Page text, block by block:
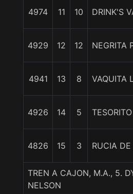
4974 11 10 DRINK'S
4929 12 12 NEGRITA
4941 13 8 VAQUITA
4926 14 5
4826 15 3 RUCIA DE
TREN A CAJON, M.A., 5.
NELSON